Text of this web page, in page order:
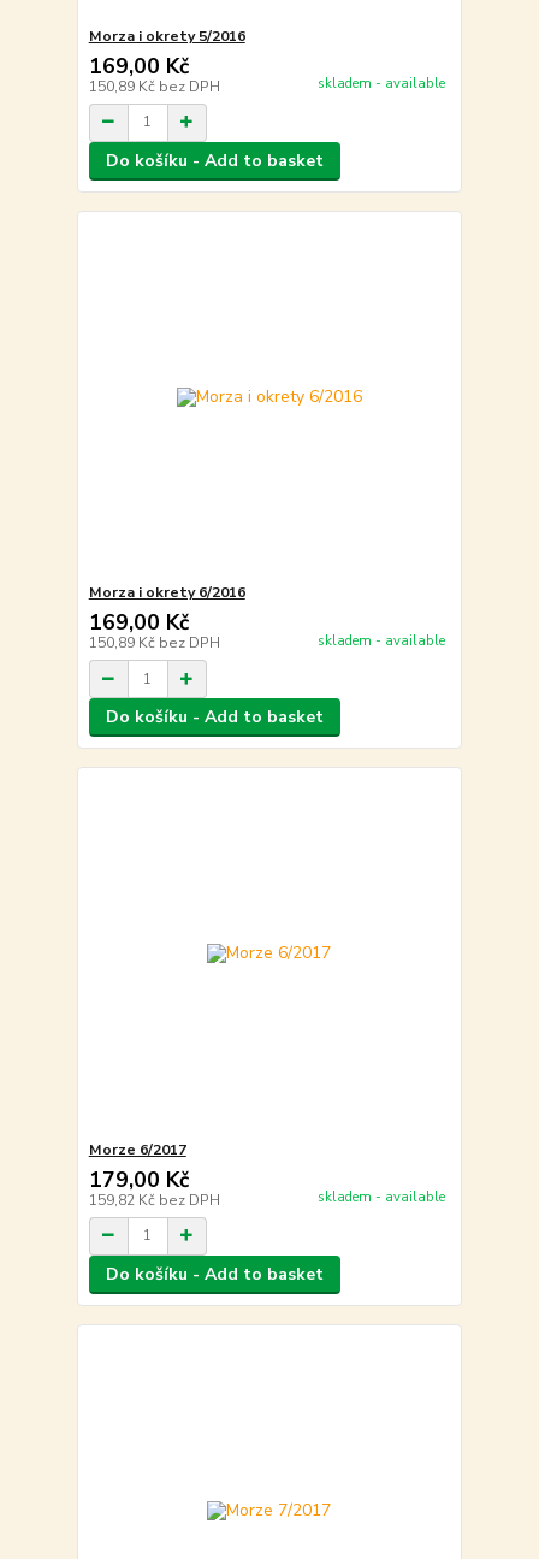
Morza i okrety 5/2016
169,00 Kč
150,89 Kč bez DPH skladem - available
Do košíku - Add to basket
Morza i okrety 6/2016
169,00 Kč
150,89 Kč bez DPH skladem - available
Do košíku - Add to basket
Morze 6/2017
179,00 Kč
159,82 Kč bez DPH skladem - available
Do košíku - Add to basket